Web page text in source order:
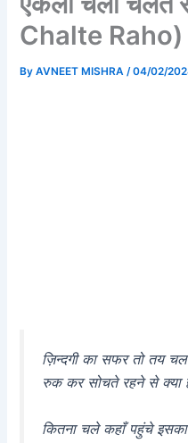
Chalte Raho)
ByAVNEET MISHRA/04/02/
ज़िन्दगी का सफर तो तय
रुक कर सोचते रहने से क्या
कितना चले कहाँ पहुंचे